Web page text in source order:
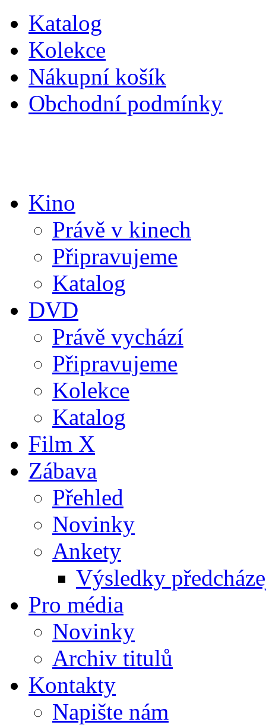
Katalog
Kolekce
Nákupní košík
Obchodní podmínky
Kino
Právě v kinech
Připravujeme
Katalog
DVD
Právě vychází
Připravujeme
Kolekce
Katalog
Film X
Zábava
Přehled
Novinky
Ankety
Výsledky
Pro média
Novinky
Archiv titulů
Kontakty
Napište nám